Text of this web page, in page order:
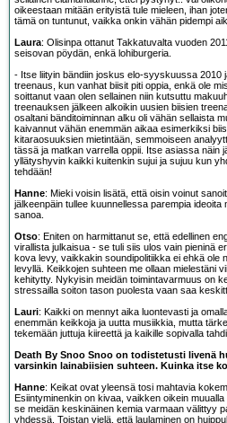
oikeestaan mitään erityistä tule mieleen, ihan
tämä on tuntunut, vaikka onkin vähän pidempi
Laura: Olisinpa ottanut Takkatuvalta vuoden
seisovan pöydän, enkä lohiburgeria.
- Itse liityin bändiin joskus elo-syyskuussa 2010
treenaus, kun vanhat biisit piti oppia, enkä ole
soittanut vaan olen sellainen niin kutsuttu
treenauksen jälkeen alkoikin uusien biisien
osaltani bänditoiminnan alku oli vähän sellaista
kaivannut vähän enemmän aikaa esimerkiksi
kitaraosuuksien mietintään, semmoiseen
tässä ja matkan varrella oppii. Itse asiassa näin
yllätyshyvin kaikki kuitenkin sujui ja sujuu kun
tehdään!
Hanne: Mieki voisin lisätä, että oisin voinut
jälkeenpäin tullee kuunnellessa parempia ideoita
sanoa.
Otso: Eniten on harmittanut se, että edellinen
virallista julkaisua - se tuli siis ulos vain pieninä
kova levy, vaikkakin soundipolitiikka ei ehkä ole
levyllä. Keikkojen suhteen me ollaan mielestäni
kehitytty. Nykyisin meidän toimintavarmuus on
stressailla soiton tason puolesta vaan saa
Lauri: Kaikki on mennyt aika luontevasti ja
enemmän keikkoja ja uutta musiikkia, mutta
tekemään juttuja kiireettä ja kaikille sopivalla
Death By Snoo Snoo on todistetusti livenä
varsinkin lainabiisien suhteen. Kuinka itse
Hanne: Keikat ovat yleensä tosi mahtavia
Esiintyminenkin on kivaa, vaikken oikein
se meidän keskinäinen kemia varmaan välittyy
yhdessä. Toistan vielä, että laulaminen on